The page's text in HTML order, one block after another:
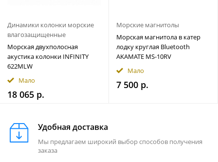
Динамики колонки морские
влагозащищенные
Морская двухполосная
акустика колонки INFINITY
622MLW
Мало
18 065 р.
Морские магнитолы
Морская магнитола в катер
лодку круглая Bluetooth
AKAMATE MS-10RV
Мало
7 500 р.
Удобная доставка
Мы предлагаем широкий выбор способов получения
заказа